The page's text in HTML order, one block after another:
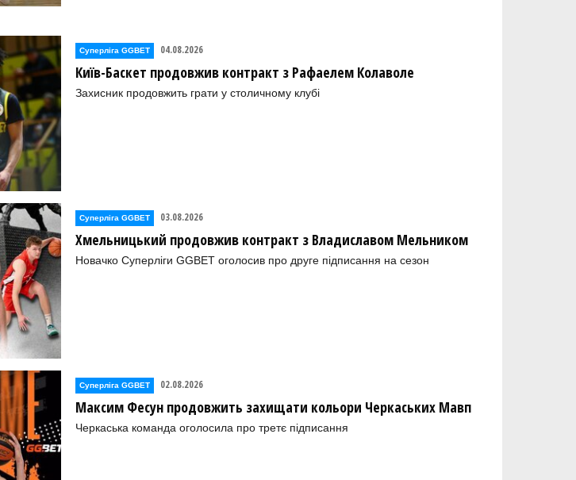
Суперліга GGBET 04.08.2026
Київ-Баскет продовжив контракт з Рафаелем Колаволе
Захисник продовжить грати у столичному клубі
Суперліга GGBET 03.08.2026
Хмельницький продовжив контракт з Владиславом Мельником
Новачко Суперліги GGBET оголосив про друге підписання на сезон
Суперліга GGBET 02.08.2026
Максим Фесун продовжить захищати кольори Черкаських Мавп
Черкаська команда оголосила про третє підписання